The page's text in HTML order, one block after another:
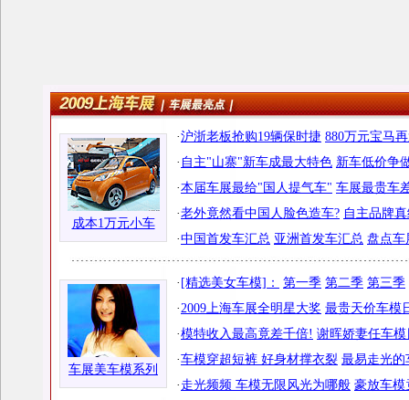
成本1万元小车
·沪浙老板抢购19辆保时捷 880万元宝马
· 自主"山寨"新车成最大特色 新车低价争
·本届车展最给"国人提气车" 车展最贵车
·老外竟然看中国人脸色造车? 自主品牌
·中国首发车汇总 亚洲首发车汇总 盘点车
车展美车模系列
· [精选美女车模]： 第一季 第二季 第三季
·2009上海车展全明星大奖 最贵天价车模
·模特收入最高竟差千倍! 谢晖娇妻任车
·车模穿超短裤 好身材撑衣裂 最易走光的
· 走光频频 车模无限风光为哪般 豪放车模